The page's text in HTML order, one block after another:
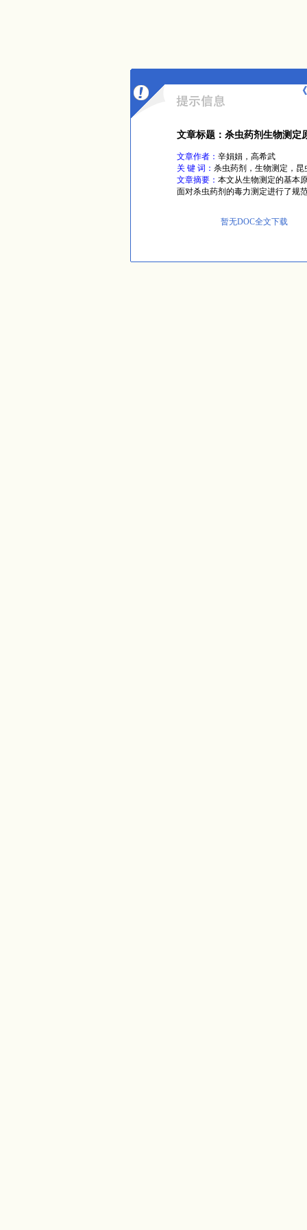
文章标题：杀虫药剂生物测定
文章作者： 辛娟娟，高希武
关 键 词： 杀虫药剂，生物测定，昆
文章摘要： 本文从生物测定的基本
面对杀虫药剂的毒力测定进行了规
暂无DOC全文下载